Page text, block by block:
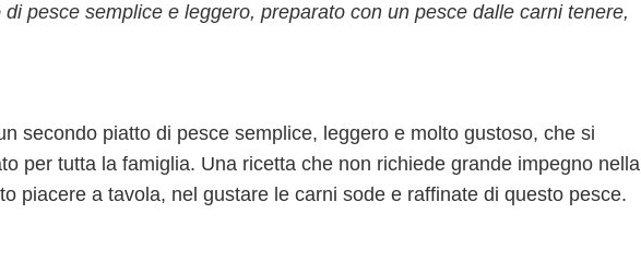
pesce semplice e leggero, preparato con un pesce dalle carni tenere,
secondo piatto di pesce semplice, leggero e molto gustoso, che si
per tutta la famiglia. Una ricetta che non richiede grande impegno nella
piacere a tavola, nel gustare le carni sode e raffinate di questo pesce.